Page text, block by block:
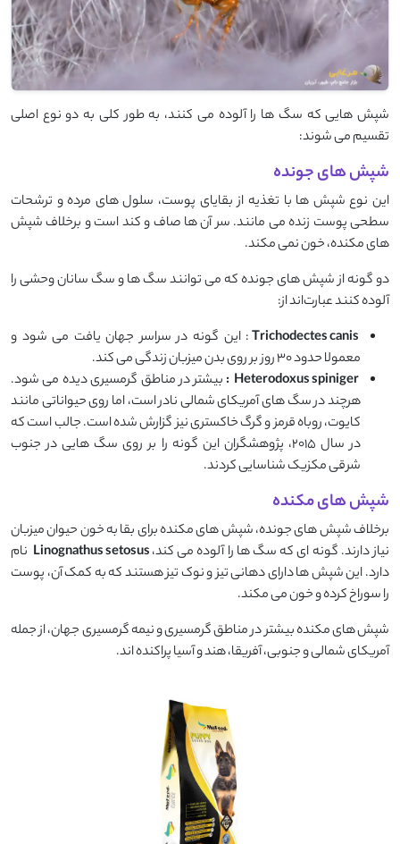
شپش‌ هایی که سگ ‌ها را آلوده می‌ کنند، به ‌طور کلی به دو نوع اصلی
تقسیم می‌ شوند:
شپش های جونده
این نوع شپش ‌ها با تغذیه از بقایای پوست، سلول ‌های مرده و ترشحات
سطحی پوست زنده می ‌مانند. سر آن‌ ها صاف و کند است و برخلاف شپش
‌های مکنده، خون نمی ‌مکند.
دو گونه از شپش ‌های جونده که می ‌توانند سگ ‌ها و سگ ‌سانان وحشی را
آلوده کنند عبارت‌اند از:
Trichodectes canis: این گونه در سراسر جهان یافت می ‌شود و
معمولا حدود ۳۰ روز بر روی بدن میزبان زندگی می ‌کند.
Heterodoxus spiniger
: بیشتر در مناطق گرمسیری دیده می ‌شود.
هرچند در سگ ‌های آمریکای شمالی نادر است، اما روی حیواناتی مانند
کایوت، روباه قرمز و گرگ خاکستری نیز گزارش شده است. جالب است که
در سال ۲۰۱۵، پژوهشگران این گونه را بر روی سگ ‌هایی در جنوب
شرقی مکزیک شناسایی کردند.
شپش های مکنده
برخلاف شپش ‌های جونده، شپش ‌های مکنده برای بقا به خون حیوان میزبان
نیاز دارند. گونه ‌ای که سگ ‌ها را آلوده می ‌کند،Linognathus setosus نام
دارد. این شپش‌ ها دارای دهانی تیز و نوک ‌تیز هستند که به کمک آن، پوست
را سوراخ کرده و خون می‌ مکند.
شپش‌ های مکنده بیشتر در مناطق گرمسیری و نیمه ‌گرمسیری جهان، از جمله
آمریکای شمالی و جنوبی، آفریقا، هند و آسیا پراکنده ‌اند.